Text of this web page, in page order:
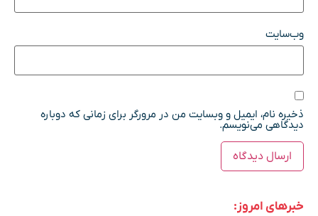
وب‌سایت
ذخیره نام، ایمیل و وبسایت من در مرورگر برای زمانی که دوباره
دیدگاهی می‌نویسم.
خبرهای امروز: